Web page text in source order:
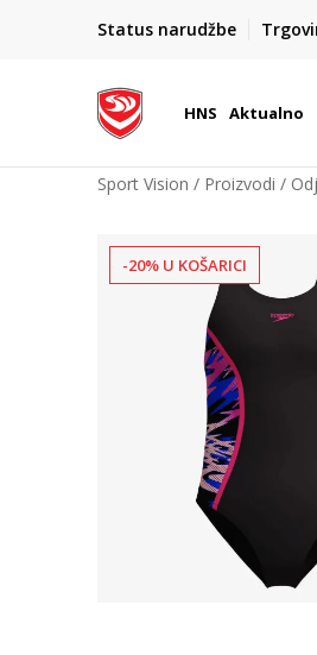
Status narudžbe
Dostava 1,50 €
| Više
HNS Aktualno
Sport Vision Proizvodi
-20% U KOŠARICI